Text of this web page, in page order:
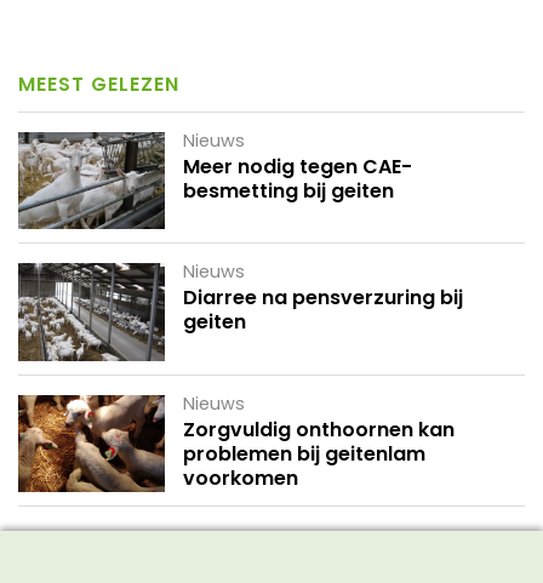
MEEST GELEZEN
Nieuws
Meer nodig tegen CAE-
besmetting bij geiten
Nieuws
Diarree na pensverzuring bij
geiten
Nieuws
Zorgvuldig onthoornen kan
problemen bij geitenlam
voorkomen